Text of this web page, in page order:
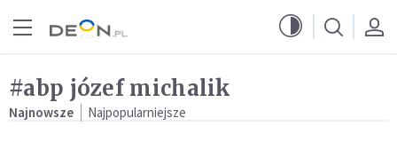
#abp józef michalik
Najnowsze Najpopularniejsze